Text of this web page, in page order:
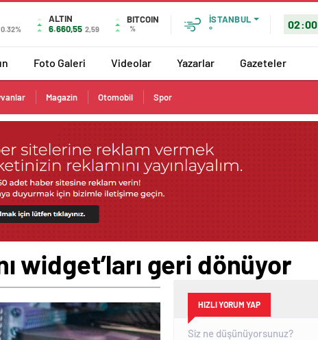
0.32%
ALTIN
6.660,55 2,59
BITCOIN
%
İSTANBUL
°
02:00
Foto Galeri Videolar Yazarlar Gazeteler
Magazin Otomobil Spor
widget’ları geri dönüyor
HIZLI YORUM YAP